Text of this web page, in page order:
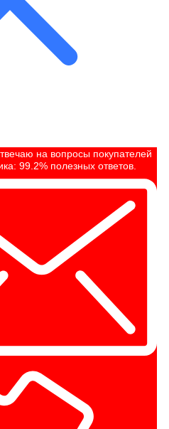
на вопросы покупателей
99.2% полезных ответов.